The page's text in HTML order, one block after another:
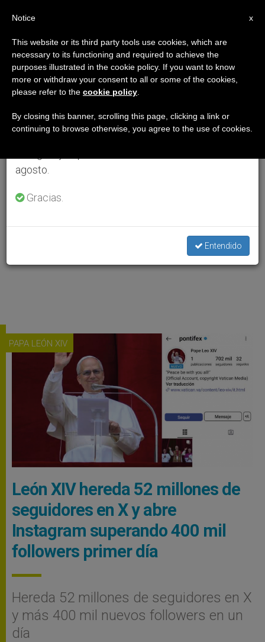
PAPA LEÓN XIV
León XIV hereda 52 millones de
seguidores en X y abre
Instagram superando 400 mil
followers primer día
Hereda 52 millones de seguidores en X
y más 400 mil nuevos followers en un
día
×
Aviso importante
Del 27 de julio al 7 de agosto haremos la pausa
anual, aprovechando que en el periodo de verano
se generan menos informaciones y también el
agosto.
Gracias.
Entendido
x
Notice
This website or its third party tools use cookies, which are
necessary to its functioning and required to achieve the
purposes illustrated in the cookie policy. If you want to know
more or withdraw your consent to all or some of the cookies,
please refer to the cookie policy
By closing this banner, scrolling this page, clicking a link or
continuing to browse otherwise, you agree to the use of cookies.